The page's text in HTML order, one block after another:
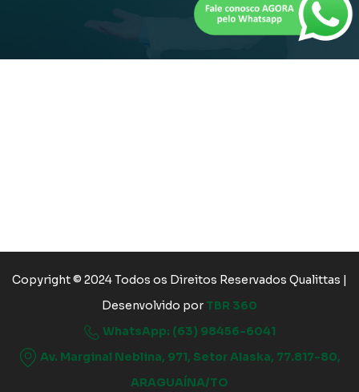
Copyright © 2024 Todos os Direitos Reservados Qualittas |
Desenvolvido por TBR 360
WhatsApp: (63) 98456-6041
Av. Marginal Neblina, 971, Setor Alaska, 77.817-80,
ARAGUAÍNA/TO